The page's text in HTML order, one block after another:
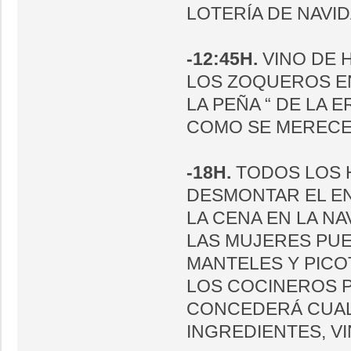
LOTERÍA DE
-12:45H. VINO DE
LOS ZOQUEROS
LA PEÑA “ DE LA
COMO SE
-18H. TODOS LOS
DESMONTAR EL
LA CENA EN LA
LAS MUJERES
MANTELES Y
LOS COCINEROS
CONCEDERÁ
INGREDIENTES,